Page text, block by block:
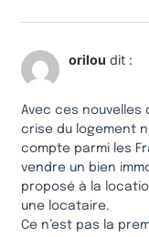
orilou dit :
Avec ces nouvelles
crise du logement
compte parmi les
vendre un bien
proposé à la
une locataire.
Ce n’est pas la